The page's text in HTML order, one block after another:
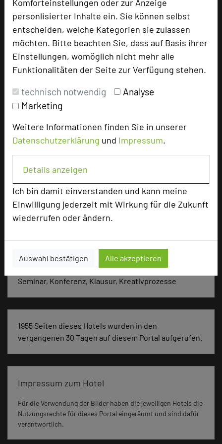
Komforteinstellungen oder zur Anzeige
personlisierter Inhalte ein. Sie können selbst
entscheiden, welche Kategorien sie zulassen
möchten. Bitte beachten Sie, dass auf Basis ihrer
Einstellungen, womöglich nicht mehr alle
Funktionalitäten der Seite zur Verfügung stehen.
technisch notwendig
Analyse
Marketing
Weitere Informationen finden Sie in unserer
Datenschutzerklärung und Impressum.
Details anzeigen
Ich bin damit einverstanden und kann meine
Einwilligung jederzeit mit Wirkung für die Zukunft
wiederrufen oder ändern.
Auswahl bestätigen Alle akzeptieren
Hotel bewerten
Hoteldaten
Max. Tagungskapazität (Personen)
U-Form
Reihenbestuhlung
Tagungsräume
Zimmer
96
Doppelzimmer
Einzelzimmer
90
Besonders geeignet für
Seminar, Konferenz, Klausur, Kreativprozesse
1955 Seiten dieses Hotels wurden in den
vergangenen 30 Tagen auf diesem Portal aufgerufen.
Impressum zum Hotel
Für die Verwendung der Bilder haben die jeweiligen Hotels die
Nutzungsrechte für dieses Portal eingeräumt und sind dafür
verantwortlich.